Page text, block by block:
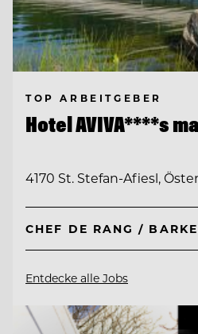
TOP ARBEITGEBER
Hotel AVIVA****s
4170 St. Stefan-Afiesl,
CHEF DE RANG /
Entdecke alle Jobs